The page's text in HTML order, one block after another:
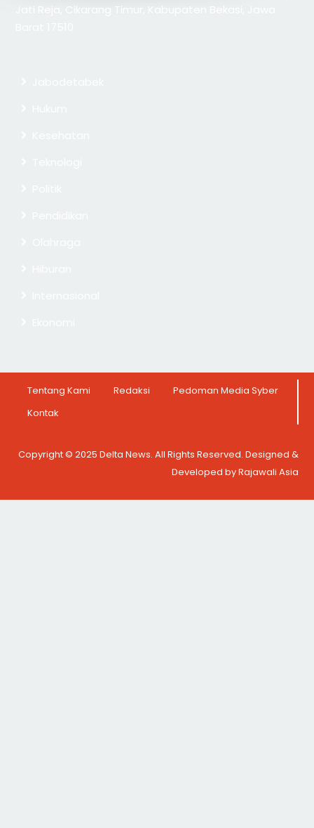
Jati Reja, Cikarang Timur, Kabupaten Bekasi, Jawa
Tentang Kami Redaksi
Pedoman Media Syber
Kontak
Copyright © 2025 Delta News. All Rights Reserved. Designed &
Developed by Rajawali Asia